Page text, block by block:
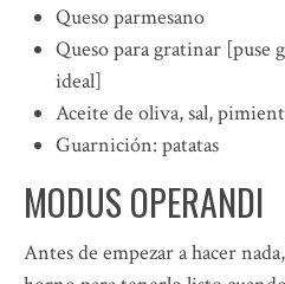
Queso parmesano
Queso para gratinar [puse
ideal]
Aceite de oliva, sal,
Guarnición: patatas
MODUS OPERANDI
Antes de empezar a hacer